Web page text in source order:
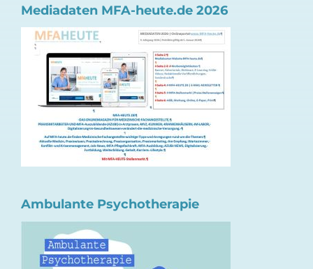
Mediadaten MFA-heute.de 2026
Ambulante Psychotherapie